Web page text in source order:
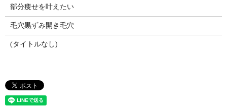
部分痩せを叶えたい
毛穴黒ずみ開き毛穴
(タイトルなし)